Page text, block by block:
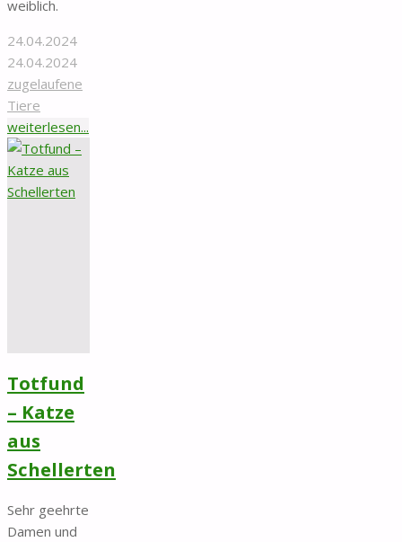
weiblich.
24.04.2024
24.04.2024
zugelaufene
Tiere
weiterlesen...
Totfund
– Katze
aus
Schellerten
Sehr geehrte
Damen und